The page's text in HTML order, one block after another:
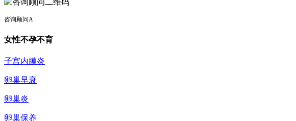
咨询顾问A
女性不孕不育
子宫内膜炎
卵巢早衰
卵巢炎
卵巢保养